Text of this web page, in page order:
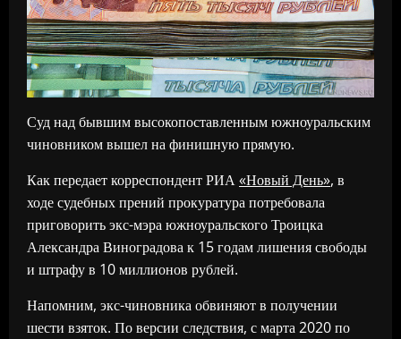
Суд над бывшим высокопоставленным южноуральским
чиновником вышел на финишную прямую.
Как передает корреспондент РИА«Новый День», в
ходе судебных прений прокуратура потребовала
приговорить экс-мэра южноуральского Троицка
Александра Виноградова к 15 годам лишения свободы
и штрафу в 10 миллионов рублей.
Напомним, экс-чиновника обвиняют в получении
шести взяток. По версии следствия, с марта 2020 по